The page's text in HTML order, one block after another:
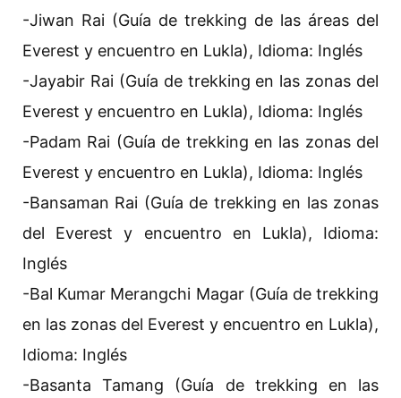
-Jiwan Rai (Guía de trekking de las áreas del
Everest y encuentro en Lukla), Idioma: Inglés
-Jayabir Rai (Guía de trekking en las zonas del
Everest y encuentro en Lukla), Idioma: Inglés
-Padam Rai (Guía de trekking en las zonas del
Everest y encuentro en Lukla), Idioma: Inglés
-Bansaman Rai (Guía de trekking en las zonas
del Everest y encuentro en Lukla), Idioma:
Inglés
-Bal Kumar Merangchi Magar (Guía de trekking
en las zonas del Everest y encuentro en Lukla),
Idioma: Inglés
-Basanta Tamang (Guía de trekking en las